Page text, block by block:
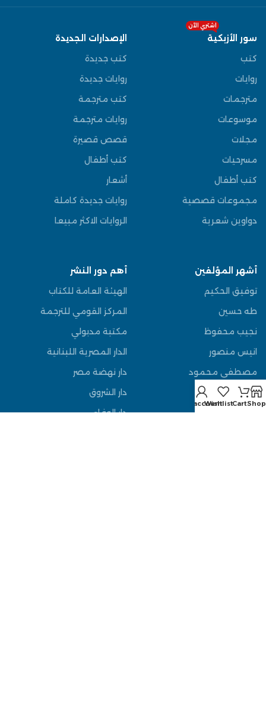
سور الأزبكية
اشتري الآن
كتب
روايات
مترجمات
موسوعات
مجلات
مسرحيات
كتب أطفال
مجموعات قصصية
دواوين شعرية
الإصدارات الجديدة
كتب جديدة
روايات جديدة
كتب مترجمة
روايات مترجمة
قصص قصيرة
كتب أطفال
أشعار
روايات جديدة كاملة
الروايات الاكثر مبيعا
أشهر المؤلفين
توفيق الحكيم
طه حسين
نجيب محفوظ
انيس منصور
مصطفى محمود
عباس العقاد
أهم دور النشر
الهيئة العامة للكتاب
المركز القومي للترجمة
مكتبة مدبولي
الدار المصرية اللبنانية
دار نهضة مصر
دار الشروق
دار الوفاء
Shop
Cart
Wishlist
My account